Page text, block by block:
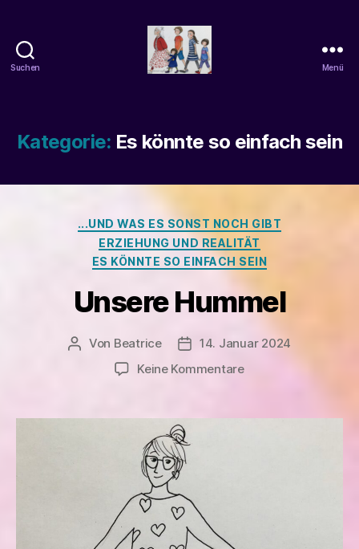
Suchen Menü
Kategorie: Es könnte so einfach sein
Kategorien
...UND WAS ES SONST NOCH GIBT
ERZIEHUNG UND REALITÄT
ES KÖNNTE SO EINFACH SEIN
Unsere Hummel
Beitragsautor
Von Beatrice Veröffentlichungsdatum
14. Januar 2024
Keine Kommentarezu